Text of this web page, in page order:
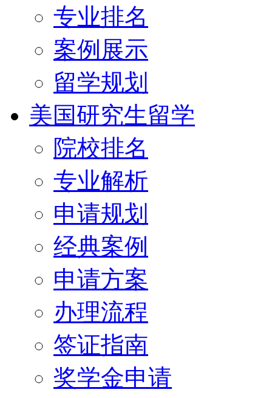
专业排名
案例展示
留学规划
美国研究生留学
院校排名
专业解析
申请规划
经典案例
申请方案
办理流程
签证指南
奖学金申请